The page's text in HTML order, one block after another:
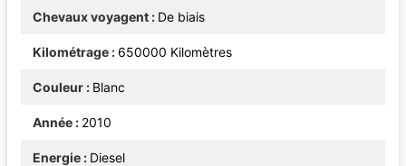
Chevaux voyagent De biais
Kilométrage 650000 Kilomètres
Couleur Blanc
Année 2010
Energie Diesel